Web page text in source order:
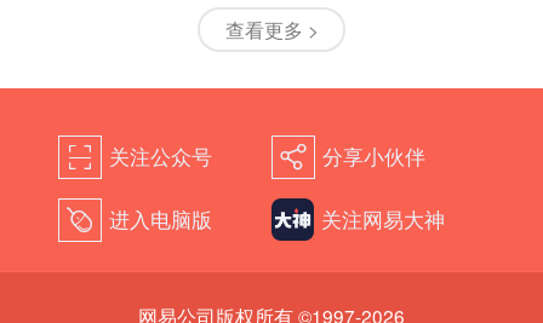
查看更多 >
򰀁 关注公众号 򰀂 分享小伙伴
򰀄 进入电脑版 关注网易大神
网易公司版权所有 ©1997-2026